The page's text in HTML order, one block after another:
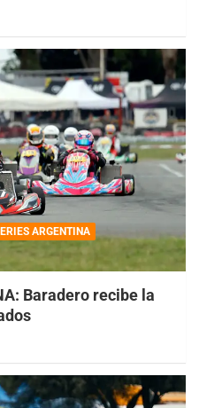
ARGENTINA
Baradero recibe la